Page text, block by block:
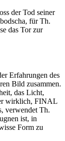
der Tod seiner
für Th.
das Tor zur
Erfahrungen des
Bild zusammen.
das Licht,
wirklich, FINAL
verwendet Th.
ist, in
Form zu